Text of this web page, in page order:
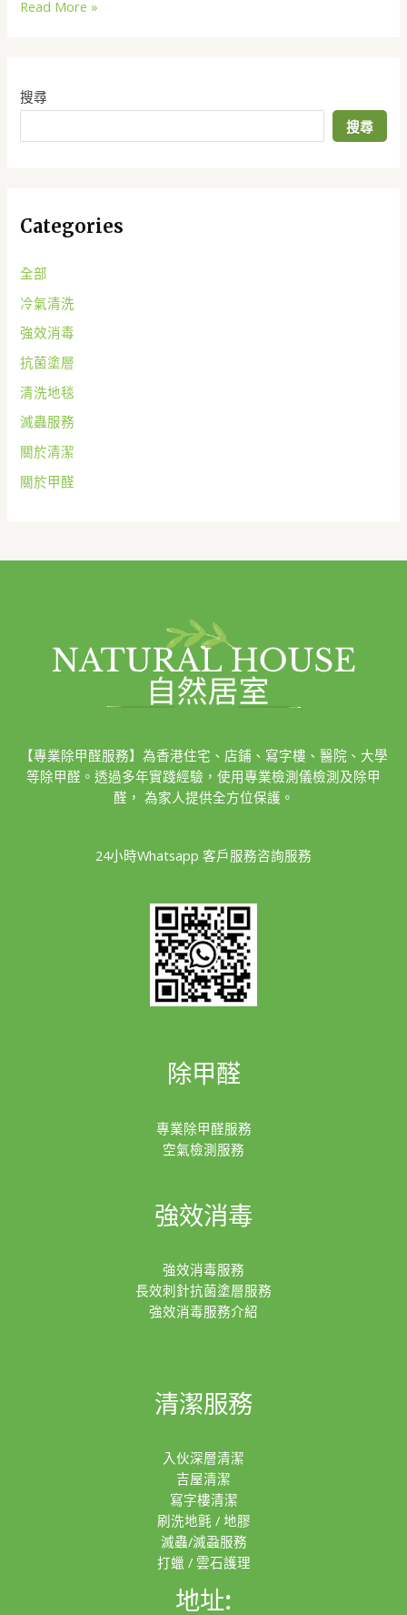
搜尋
搜尋
Categories
全部
冷氣清洗
強效消毒
抗菌塗層
清洗地毯
滅蟲服務
關於清潔
關於甲醛
Read More »
【專業除甲醛服務】為香港住宅、店鋪、寫字樓、醫院、大學
等除甲醛。透過多年實踐經驗，使用專業檢測儀檢測及除甲
醛， 為家人提供全方位保護。
24小時Whatsapp 客戶服務咨詢服務
除甲醛
專業除甲醛服務
空氣檢測服務
強效消毒
強效消毒服務
長效刺針抗菌塗層服務
強效消毒服務介紹
清潔服務
入伙深層清潔
吉屋清潔
寫字樓清潔
刷洗地氈 / 地膠
滅蟲/滅蝨服務
打蠟 / 雲石護理
地址: